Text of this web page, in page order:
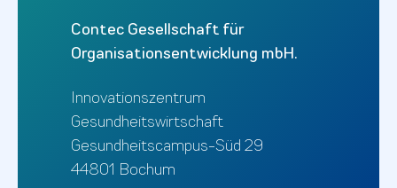
Contec Gesellschaft für
Organisationsentwicklung mbH.
Innovationszentrum
Gesundheitswirtschaft
Gesundheitscampus-Süd 29
44801 Bochum